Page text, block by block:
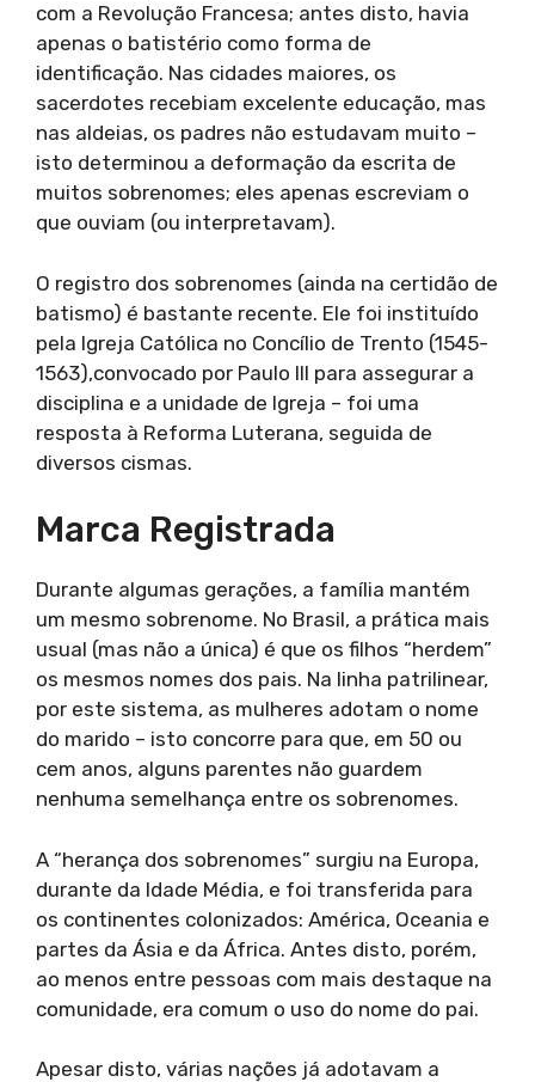
com a Revolução Francesa; antes disto, havia
apenas o batistério como forma de
identificação. Nas cidades maiores, os
sacerdotes recebiam excelente educação, mas
nas aldeias, os padres não estudavam muito –
isto determinou a deformação da escrita de
muitos sobrenomes; eles apenas escreviam o
que ouviam (ou interpretavam).
O registro dos sobrenomes (ainda na certidão de
batismo) é bastante recente. Ele foi instituído
pela Igreja Católica no Concílio de Trento (1545-
1563),convocado por Paulo III para assegurar a
disciplina e a unidade de Igreja – foi uma
resposta à Reforma Luterana, seguida de
diversos cismas.
Marca Registrada
Durante algumas gerações, a família mantém
um mesmo sobrenome. No Brasil, a prática mais
usual (mas não a única) é que os filhos “herdem”
os mesmos nomes dos pais. Na linha patrilinear,
por este sistema, as mulheres adotam o nome
do marido – isto concorre para que, em 50 ou
cem anos, alguns parentes não guardem
nenhuma semelhança entre os sobrenomes.
A “herança dos sobrenomes” surgiu na Europa,
durante da Idade Média, e foi transferida para
os continentes colonizados: América, Oceania e
partes da Ásia e da África. Antes disto, porém,
ao menos entre pessoas com mais destaque na
comunidade, era comum o uso do nome do pai.
Apesar disto, várias nações já adotavam a